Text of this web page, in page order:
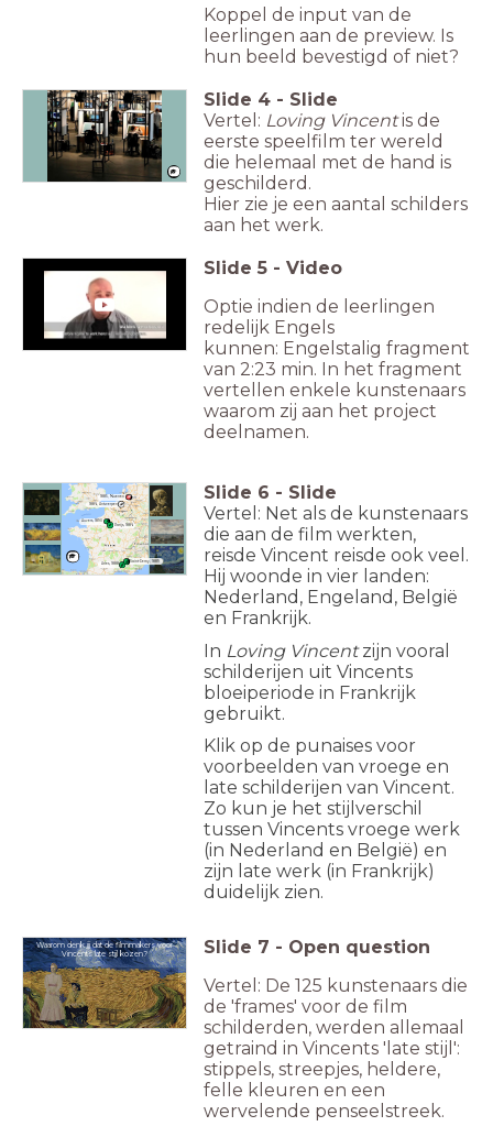
Koppel de input van de
leerlingen aan de preview. Is
hun beeld bevestigd of niet?
Slide 4 - Slide
Vertel: Loving Vincentis de
eerste speelfilm ter wereld
die helemaal met de hand is
geschilderd.
Hier zie je een aantal schilders
aan het werk.
Slide 5 - Video
Optie indien de leerlingen
redelijk Engels
kunnen: Engelstalig fragment
van 2:23 min. In het fragment
vertellen enkele kunstenaars
waarom zij aan het project
deelnamen.
1885, Nuenen
1886, Antwerpen
Arles, 1888
Saint-Remy, 1889
Auvers, 1890
Parijs, 1886
Slide 6 - Slide
Vertel: Net als de kunstenaars
die aan de film werkten,
reisde Vincent reisde ook veel.
Hij woonde in vier landen:
Nederland, Engeland, België
en Frankrijk.
In Loving Vincentzijn vooral
schilderijen uit Vincents
bloeiperiode in Frankrijk
gebruikt.
Klik op de punaises voor
voorbeelden van vroege en
late schilderijen van Vincent.
Zo kun je het stijlverschil
tussen Vincents vroege werk
(in Nederland en België) en
zijn late werk (in Frankrijk)
duidelijk zien.
Waarom denk jij dat de filmmakers voor
Vincents late stijl kozen?
Slide 7 - Open question
Vertel: De 125 kunstenaars die
de 'frames' voor de film
schilderden, werden allemaal
getraind in Vincents 'late stijl':
stippels, streepjes, heldere,
felle kleuren en een
wervelende penseelstreek.